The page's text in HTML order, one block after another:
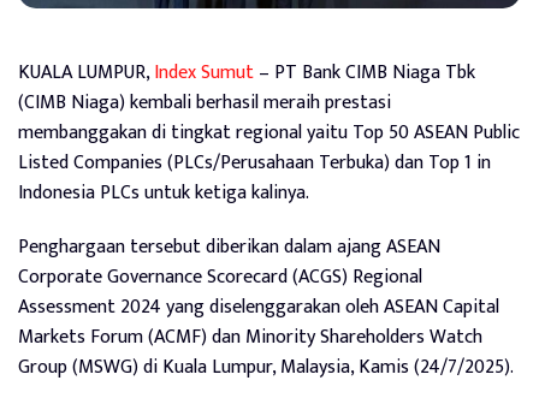
KUALA LUMPUR,Index Sumut– PT Bank CIMB Niaga Tbk
(CIMB Niaga) kembali berhasil meraih prestasi
membanggakan di tingkat regional yaitu Top 50 ASEAN Public
Listed Companies (PLCs/Perusahaan Terbuka) dan Top 1 in
Indonesia PLCs untuk ketiga kalinya.
Penghargaan tersebut diberikan dalam ajang ASEAN
Corporate Governance Scorecard (ACGS) Regional
Assessment 2024 yang diselenggarakan oleh ASEAN Capital
Markets Forum (ACMF) dan Minority Shareholders Watch
Group (MSWG) di Kuala Lumpur, Malaysia, Kamis (24/7/2025).